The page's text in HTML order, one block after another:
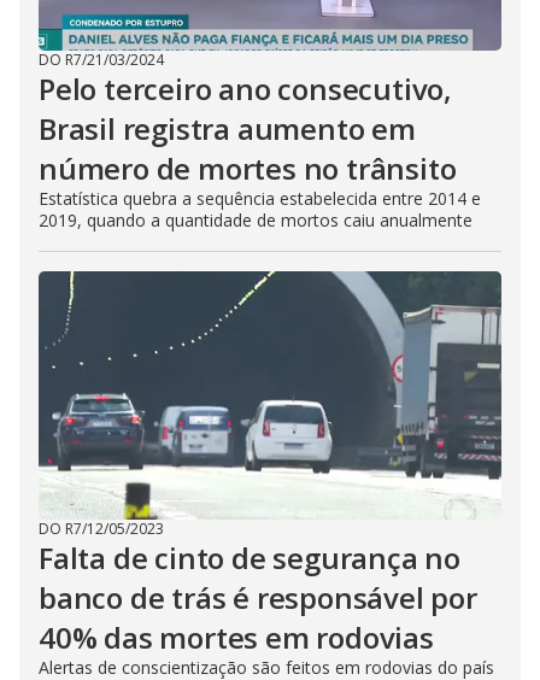
DO R7/21/03/2024
Pelo terceiro ano consecutivo,
Brasil registra aumento em
número de mortes no trânsito
Estatística quebra a sequência estabelecida entre 2014 e
2019, quando a quantidade de mortos caiu anualmente
DO R7/12/05/2023
Falta de cinto de segurança no
banco de trás é responsável por
40% das mortes em rodovias
Alertas de conscientização são feitos em rodovias do país